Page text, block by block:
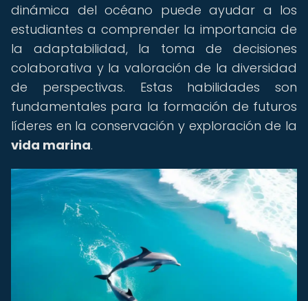
dinámica del océano puede ayudar a los
estudiantes a comprender la importancia de
la adaptabilidad, la toma de decisiones
colaborativa y la valoración de la diversidad
de perspectivas. Estas habilidades son
fundamentales para la formación de futuros
líderes en la conservación y exploración de la
vida marina.